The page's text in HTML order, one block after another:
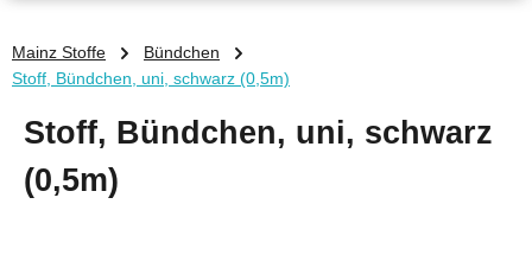
Mainz Stoffe
Bündchen
Stoff, Bündchen, uni, schwarz (0,5m)
Stoff, Bündchen, uni, schwarz
(0,5m)